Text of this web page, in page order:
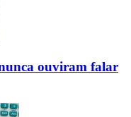
ouviram falar